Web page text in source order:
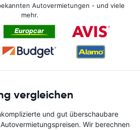
Autovermietungen - und viele
mehr.
vergleichen
und gut überschaubare
Wir berechnen